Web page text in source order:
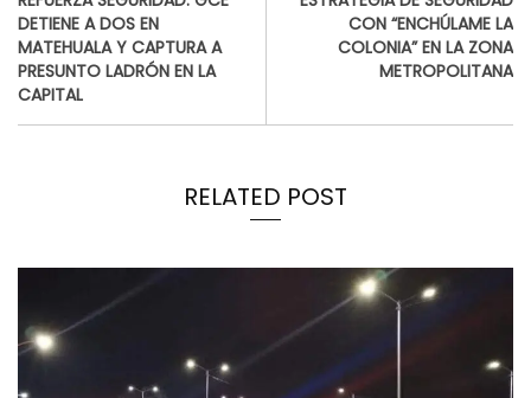
DETIENE A DOS EN
MATEHUALA Y CAPTURA A
PRESUNTO LADRÓN EN LA
CAPITAL
CON “ENCHÚLAME LA
COLONIA” EN LA ZONA
METROPOLITANA
RELATED POST